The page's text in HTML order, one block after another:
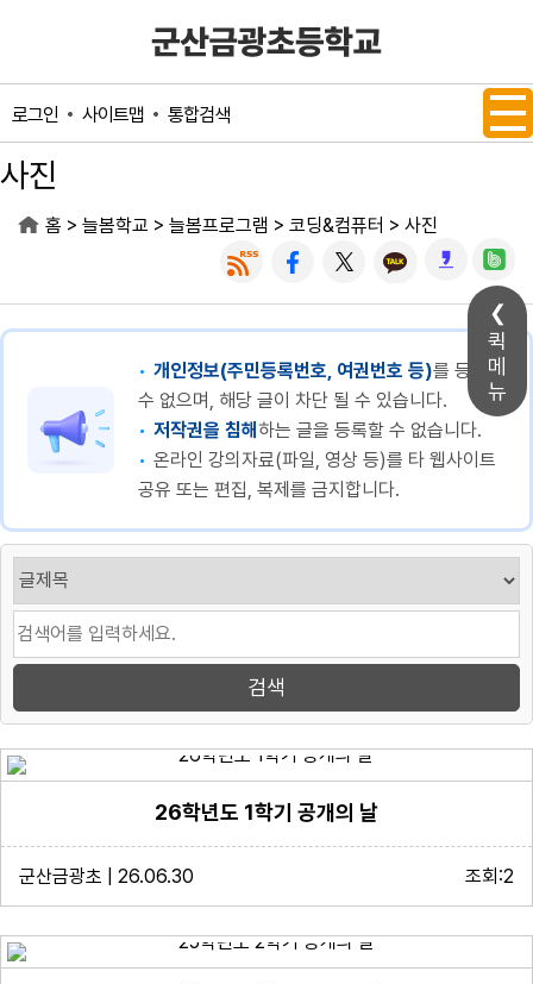
퀵
메
뉴
로그인 사이트맵 통합검색
사진
홈 > 늘봄학교 > 늘봄프로그램 > 코딩&컴퓨터 > 사진
개인정보(주민등록번호, 여권번호 등)를 등록할
수 없으며, 해당 글이 차단 될 수 있습니다.
저작권을 침해하는 글을 등록할 수 없습니다.
온라인 강의자료(파일, 영상 등)를 타 웹사이트
공유 또는 편집, 복제를 금지합니다.
26학년도 1학기 공개의 날
군산금광초 | 26.06.30 조회:2